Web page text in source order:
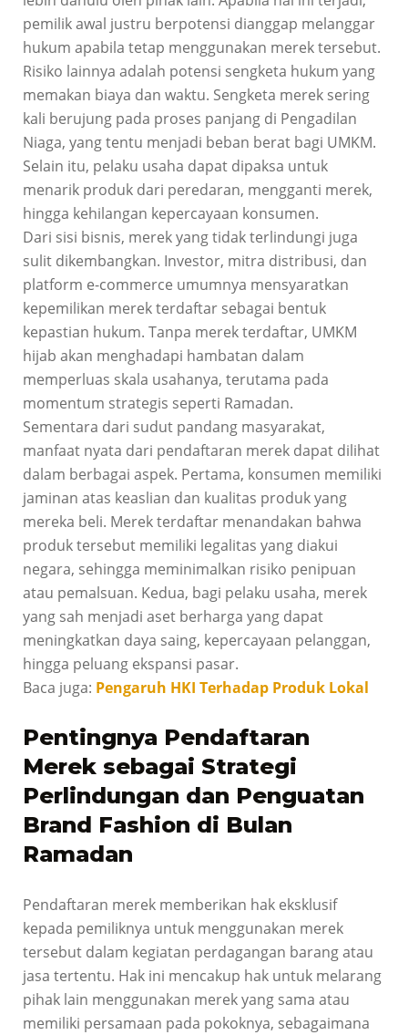
pemilik awal justru berpotensi dianggap melanggar
hukum apabila tetap menggunakan merek tersebut.
Risiko lainnya adalah potensi sengketa hukum yang
memakan biaya dan waktu. Sengketa merek sering
kali berujung pada proses panjang di Pengadilan
Niaga, yang tentu menjadi beban berat bagi UMKM.
Selain itu, pelaku usaha dapat dipaksa untuk
menarik produk dari peredaran, mengganti merek,
hingga kehilangan kepercayaan konsumen.
Dari sisi bisnis, merek yang tidak terlindungi juga
sulit dikembangkan. Investor, mitra distribusi, dan
platform e-commerce umumnya mensyaratkan
kepemilikan merek terdaftar sebagai bentuk
kepastian hukum. Tanpa merek terdaftar, UMKM
hijab akan menghadapi hambatan dalam
memperluas skala usahanya, terutama pada
momentum strategis seperti Ramadan.
Sementara dari sudut pandang masyarakat,
manfaat nyata dari pendaftaran merek dapat dilihat
dalam berbagai aspek. Pertama, konsumen memiliki
jaminan atas keaslian dan kualitas produk yang
mereka beli. Merek terdaftar menandakan bahwa
produk tersebut memiliki legalitas yang diakui
negara, sehingga meminimalkan risiko penipuan
atau pemalsuan. Kedua, bagi pelaku usaha, merek
yang sah menjadi aset berharga yang dapat
meningkatkan daya saing, kepercayaan pelanggan,
hingga peluang ekspansi pasar.
Baca juga: Pengaruh HKI Terhadap Produk Lokal
Pentingnya Pendaftaran
Merek sebagai Strategi
Perlindungan dan Penguatan
Brand Fashion di Bulan
Ramadan
Pendaftaran merek memberikan hak eksklusif
kepada pemiliknya untuk menggunakan merek
tersebut dalam kegiatan perdagangan barang atau
jasa tertentu. Hak ini mencakup hak untuk melarang
pihak lain menggunakan merek yang sama atau
memiliki persamaan pada pokoknya, sebagaimana